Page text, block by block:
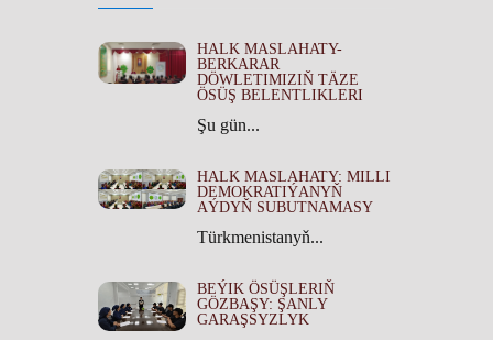
HALK MASLAHATY-
BERKARAR
DÖWLETIMIZIŇ TÄZE
ÖSÜŞ BELENTLIKLERI
Şu gün...
HALK MASLAHATY: MILLI
DEMOKRATIÝANYŇ
AÝDYŇ SUBUTNAMASY
Türkmenistanyň...
BEÝIK ÖSÜŞLERIŇ
GÖZBAŞY: ŞANLY
GARAŞSYZLYK